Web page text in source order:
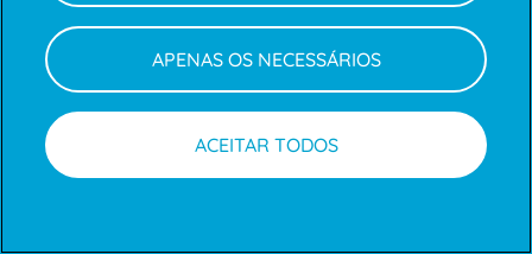
APENAS OS NECESSÁRIOS
ACEITAR TODOS